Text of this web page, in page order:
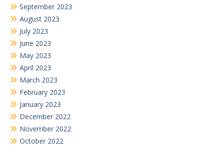
September 2023
August 2023
July 2023
June 2023
May 2023
April 2023
March 2023
February 2023
January 2023
December 2022
November 2022
October 2022